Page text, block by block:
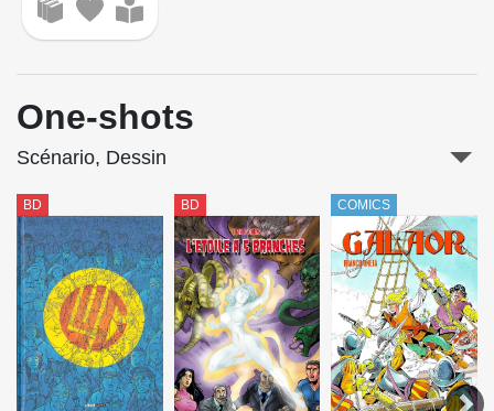
One-shots
Scénario, Dessin
BD BD COMICS